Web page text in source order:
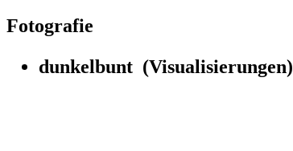
Fotografie
dunkelbunt (Visualisierungen)